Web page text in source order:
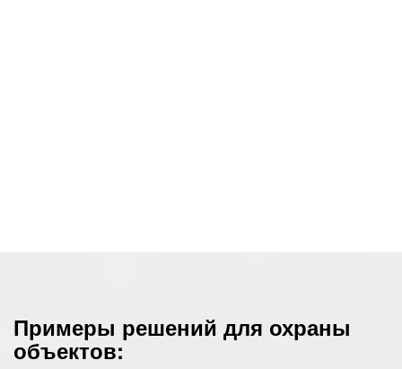
Примеры решений для охраны
объектов: